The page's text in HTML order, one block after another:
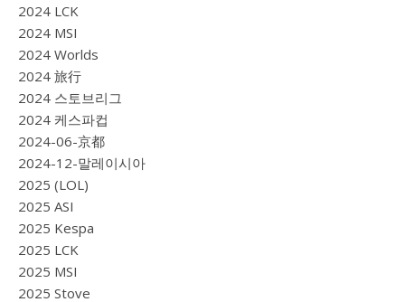
2024 LCK
2024 MSI
2024 Worlds
2024 旅行
2024 스토브리그
2024 케스파컵
2024-06-京都
2024-12-말레이시아
2025 (LOL)
2025 ASI
2025 Kespa
2025 LCK
2025 MSI
2025 Stove